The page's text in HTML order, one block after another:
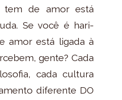
tem de amor está
Se você é hari-
amor está ligada à
gente? Cada
cada cultura
diferente DO